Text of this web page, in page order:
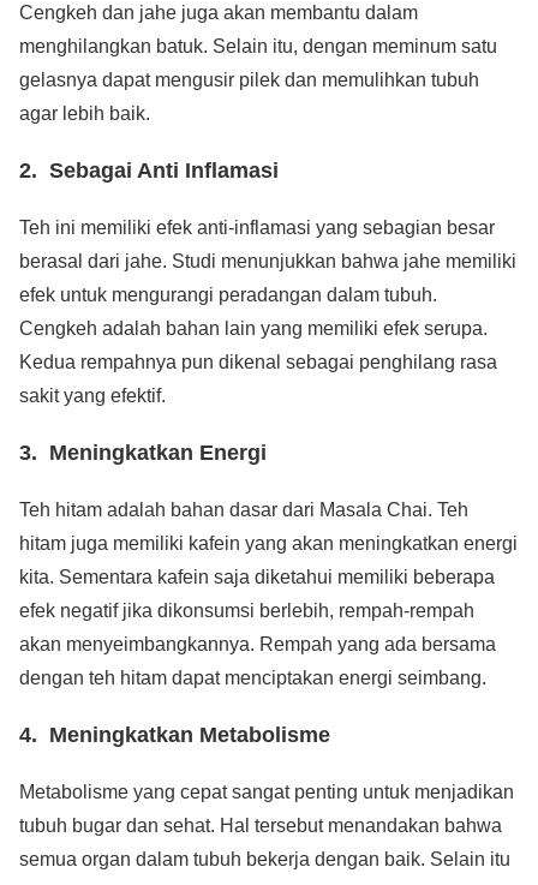
Cengkeh dan jahe juga akan membantu dalam
menghilangkan batuk. Selain itu, dengan meminum satu
gelasnya dapat mengusir pilek dan memulihkan tubuh
agar lebih baik.
2. Sebagai Anti Inflamasi
Teh ini memiliki efek anti-inflamasi yang sebagian besar
berasal dari jahe. Studi menunjukkan bahwa jahe memiliki
efek untuk mengurangi peradangan dalam tubuh.
Cengkeh adalah bahan lain yang memiliki efek serupa.
Kedua rempahnya pun dikenal sebagai penghilang rasa
sakit yang efektif.
3. Meningkatkan Energi
Teh hitam adalah bahan dasar dari Masala Chai. Teh
hitam juga memiliki kafein yang akan meningkatkan energi
kita. Sementara kafein saja diketahui memiliki beberapa
efek negatif jika dikonsumsi berlebih, rempah-rempah
akan menyeimbangkannya. Rempah yang ada bersama
dengan teh hitam dapat menciptakan energi seimbang.
4. Meningkatkan Metabolisme
Metabolisme yang cepat sangat penting untuk menjadikan
tubuh bugar dan sehat. Hal tersebut menandakan bahwa
semua organ dalam tubuh bekerja dengan baik. Selain itu